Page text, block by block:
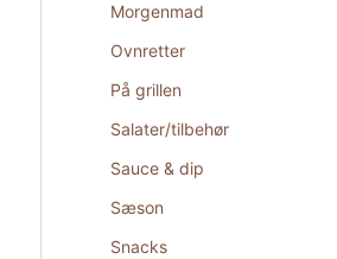
Morgenmad
Ovnretter
På grillen
Salater/tilbehør
Sauce & dip
Sæson
Snacks